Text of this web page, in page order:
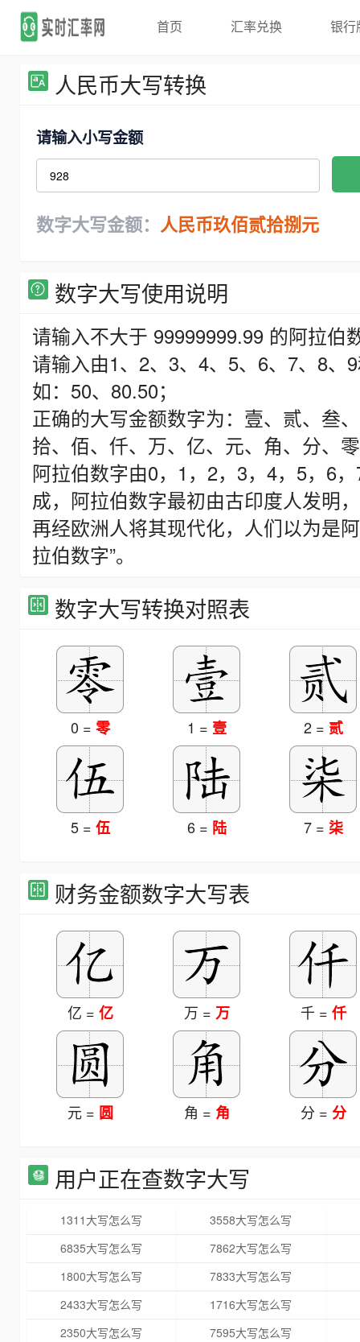
首页 汇率兑换 银行
人民币大写转换
请输入小写金额
数字大写金额： 人民币玖佰贰拾捌元
数字大写使用说明
请输入不大于 99999999.99 的阿拉伯
请输入由1、2、3、4、5、6、7、8、
如：50、80.50；
正确的大写金额数字为：壹、贰、叁
拾、佰、仟、万、亿、元、角、分、
阿拉伯数字由0，1，2，3，4，5，6
成，阿拉伯数字最初由古印度人发明
再经欧洲人将其现代化，人们以为是
拉伯数字”。
数字大写转换对照表
0 = 零 1 = 壹 2 = 贰
5 = 伍 6 = 陆 7 = 柒
财务金额数字大写表
亿 = 亿 万 = 万 千 = 仟
元 = 圆 角 = 角 分 = 分
用户正在查数字大写
1311大写怎么写
3558大写怎么写
6835大写怎么写
7862大写怎么写
1800大写怎么写
7833大写怎么写
2433大写怎么写
1716大写怎么写
2350大写怎么写
7595大写怎么写